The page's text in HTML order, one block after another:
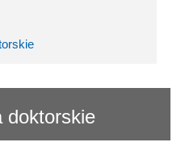
doktorskie